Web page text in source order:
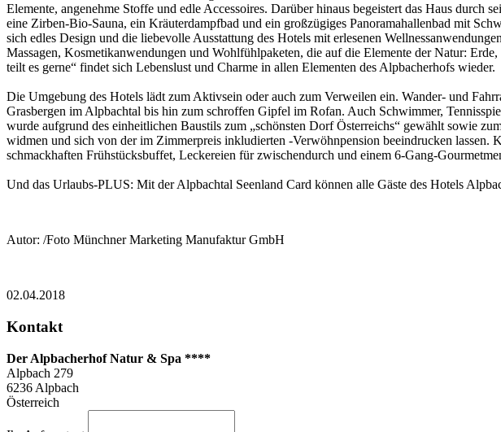
Elemente, angenehme Stoffe und edle Accessoires. Darüber hinaus begeistert das Haus
eine Zirben-Bio-Sauna, ein Kräuterdampfbad und ein großzügiges Panoramahallenbad mit
sich edles Design und die liebevolle Ausstattung des Hotels mit erlesenen
Massagen, Kosmetikanwendungen und Wohlfühlpaketen, die auf die Elemente der Natur:
teilt es gerne“ findet sich Lebenslust und Charme in allen Elementen des Alpbacherhofs wieder.
Die Umgebung des Hotels lädt zum Aktivsein oder auch zum Verweilen ein. Wander- und
Grasbergen im Alpbachtal bis hin zum schroffen Gipfel im Rofan. Auch Schwimmer,
wurde aufgrund des einheitlichen Baustils zum „schönsten Dorf Österreichs“ gewählt sowie
widmen und sich von der im Zimmerpreis inkludierten -Verwöhnpension beeindrucken lassen.
schmackhaften Frühstücksbuffet, Leckereien für zwischendurch und einem 6-Gang-
Und das Urlaubs-PLUS: Mit der Alpbachtal Seenland Card können alle Gäste des Hotels
Autor: /Foto Münchner Marketing Manufaktur GmbH
02.04.2018
Kontakt
Der Alpbacherhof Natur & Spa ****
Alpbach 279
6236 Alpbach
Österreich